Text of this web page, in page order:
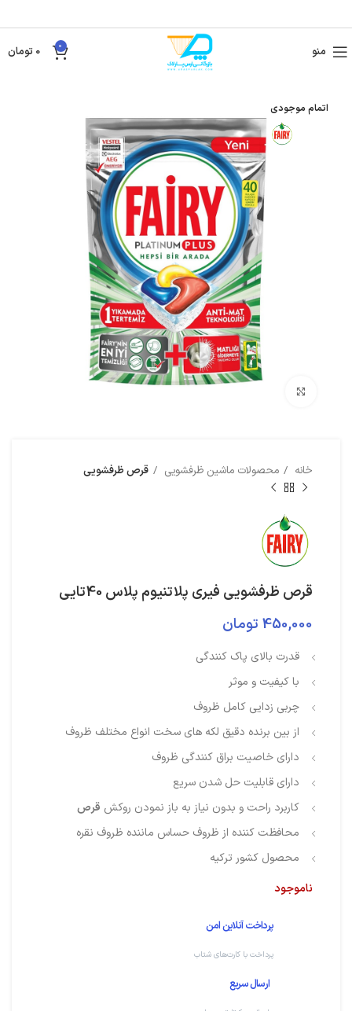
منو 0
0 تومان
اتمام موجودی
خانه محصولات ماشین ظرفشویی قرص ظرفشویی
قرص ظرفشویی فیری پلاتنیوم پلاس 40تایی
450,000 تومان
قدرت بالای پاک کنندگی
با کیفیت و موثر
چربی زدایی کامل ظروف
از بین برنده دقیق لکه های سخت انواع مختلف ظروف
دارای خاصیت براق کنندگی ظروف
دارای قابلیت حل شدن سریع
کاربرد راحت و بدون نیاز به باز نمودن روکش قرص
محافظت کننده از ظروف حساس ماننده ظروف نقره
محصول کشور ترکیه
ناموجود
پرداخت آنلاین امن
پرداخت با کارت‌های شتاب
ارسال سریع